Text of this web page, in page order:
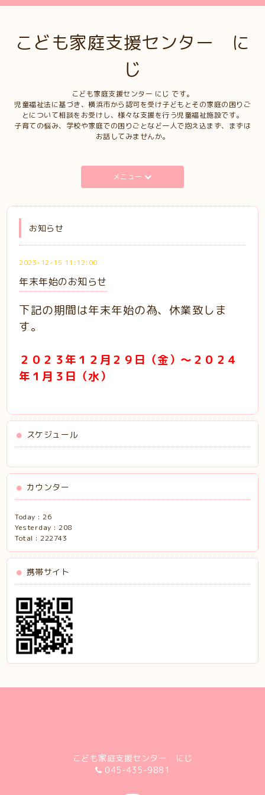
こども家庭支援センター に
じ
こども家庭支援センター にじ です。
児童福祉法に基づき、横浜市から認可を受け子どもとその家庭の困りご
とについて相談をお受けし、様々な支援を行う児童福祉施設です。
子育ての悩み、学校や家庭での困りごとなど一人で抱え込まず、まずは
お話してみませんか。
メニュー
お知らせ
2023-12-15 11:12:00
年末年始のお知らせ
下記の期間は年末年始の為、休業致しま
す。
２０２３年１２月２９日（金）～２０２４
年１月３日（水）
スケジュール
カウンター
Today :26
Yesterday :208
Total :222743
携帯サイト
こども家庭支援センター にじ
045-435-9881